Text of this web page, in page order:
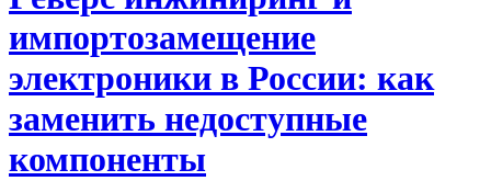
импортозамещение
электроники в России: как
заменить недоступные
компоненты